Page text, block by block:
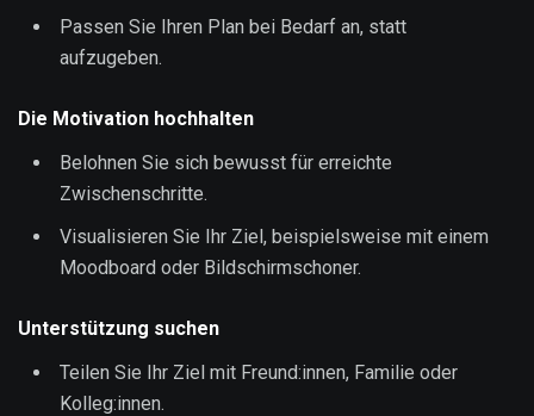
Passen Sie Ihren Plan bei Bedarf an, statt
aufzugeben.
Die Motivation hochhalten
Belohnen Sie sich bewusst für erreichte
Zwischenschritte.
Visualisieren Sie Ihr Ziel, beispielsweise mit einem
Moodboard oder Bildschirmschoner.
Unterstützung suchen
Teilen Sie Ihr Ziel mit Freund:innen, Familie oder
Kolleg:innen.